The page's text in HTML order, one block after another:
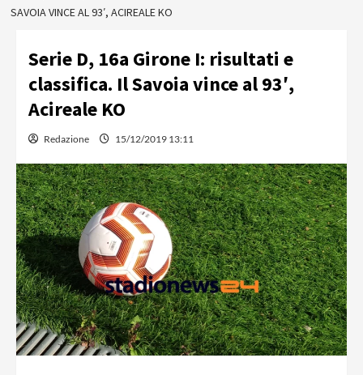
SAVOIA VINCE AL 93′, ACIREALE KO
Serie D, 16a Girone I: risultati e
classifica. Il Savoia vince al 93′,
Acireale KO
Redazione 15/12/2019 13:11